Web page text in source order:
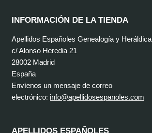
INFORMACIÓN DE LA TIENDA
Apellidos Españoles Genealogía y Heráldica
c/ Alonso Heredia 21
28002 Madrid
España
Envíenos un mensaje de correo
electrónico: info@apellidosespanoles.com
APELLIDOS ESPAÑOLES